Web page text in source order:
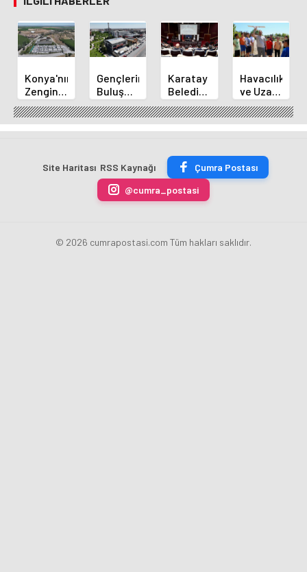
Konya'nın
Zengin
Mutfağı
GastroFest'te
Tanıtılacak
Gençlerin
Buluşma
Noktası
Talha
Bayrakçı
Yükseliyor
Karatay
Belediye
Başkanı
Kılca
Yeni
Açıkladı
Havacılık
ve Uzay
Yaz
Kursu
Başladı
Site Haritası RSS Kaynağı
Çumra Postası
@cumra_postasi
© 2026 cumrapostasi.com Tüm hakları saklıdır.